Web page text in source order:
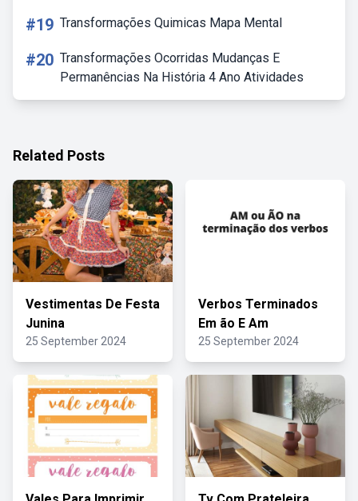
#19 Transformações Quimicas Mapa Mental
#20 Transformações Ocorridas Mudanças E
Permanências Na História 4 Ano Atividades
Related Posts
Vestimentas De Festa
Junina
25 September 2024
Verbos Terminados
Em ão E Am
25 September 2024